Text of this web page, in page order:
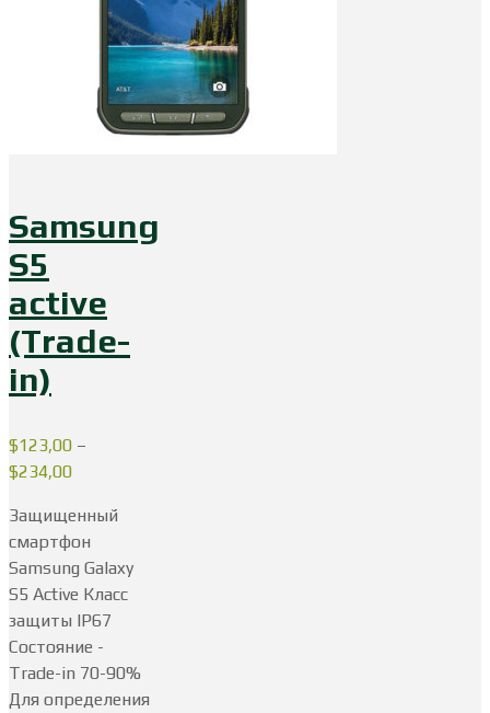
Samsung
S5
active
(Trade-
in)
$123,00 –
$234,00
Защищенный
смартфон
Samsung Galaxy
S5 Active Класс
защиты IP67
Состояние -
Trade-in 70-90%
Для определения